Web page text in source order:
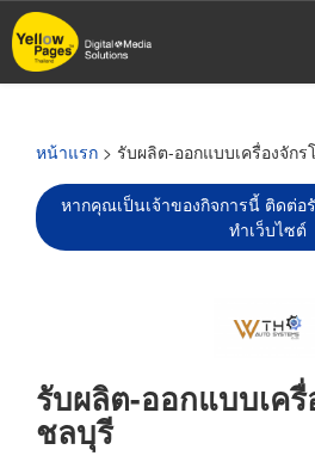
ข้าม
ไป
หน้าแรก > รับผลิต-ออกแบบเครื่องจัก
หากคุณเป็นเจ้าของกิจการนี้ ติดต่อ
ทำเว็บไซต์
รับผลิต-ออกแบบเครื่
ชลบุรี